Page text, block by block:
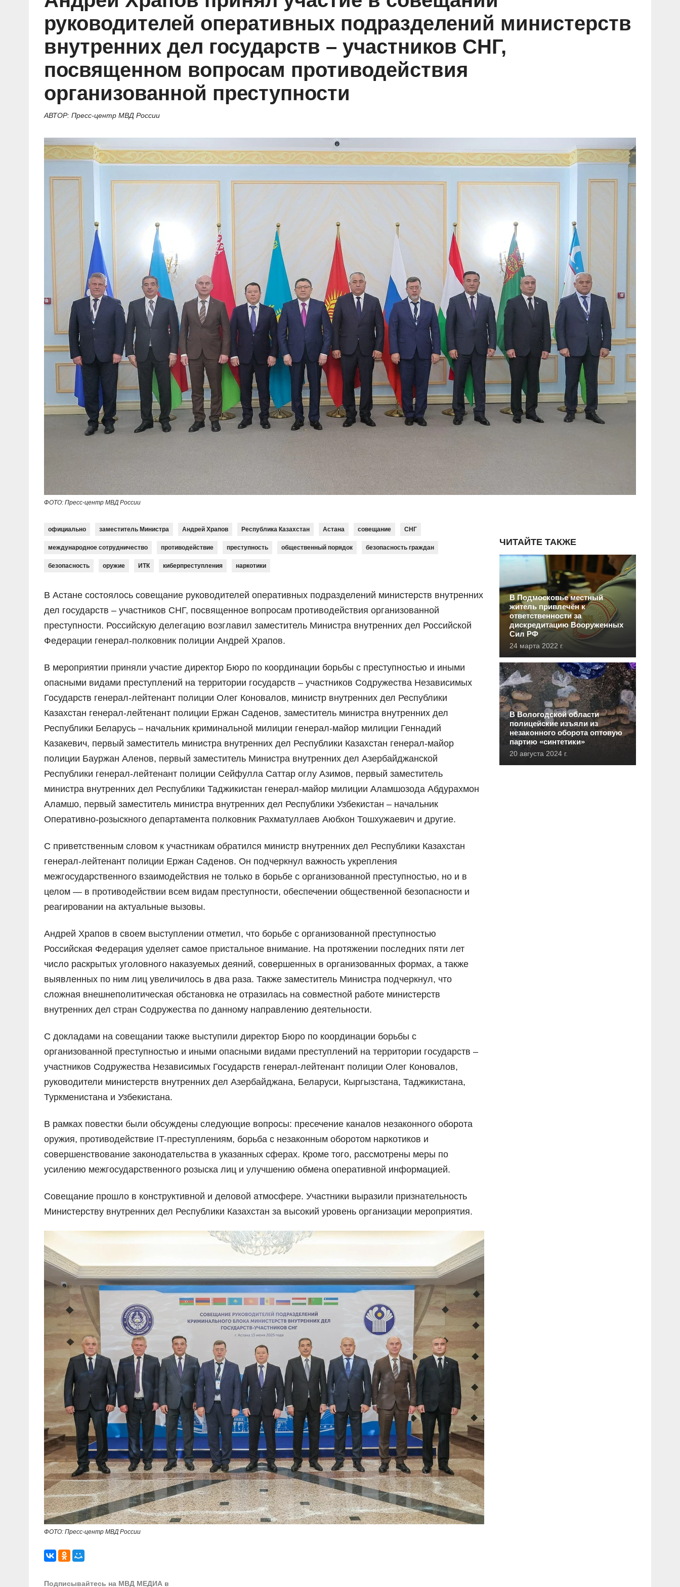
В знании сила
Специальный репортаж
КиберПОСТОВОЙ
Газета «Щит и меч»
Журнал «Полиция России»
О ПОРТАЛЕ
Вакансии
руководителей оперативных подразделений министерств
внутренних дел государств – участников СНГ,
посвященном вопросам противодействия
организованной преступности
АВТОР: Пресс-центр МВД России
ФОТО: Пресс-центр МВД России
официально заместитель Министра Андрей Храпов Республика Казахстан Астана совещание СНГ
международное сотрудничество противодействие преступность общественный порядок безопасность граждан
безопасность оружие ИТК киберпреступления наркотики
В Астане состоялось совещание руководителей оперативных подразделений министерств внутренних
дел государств – участников СНГ, посвященное вопросам противодействия организованной
преступности. Российскую делегацию возглавил заместитель Министра внутренних дел Российской
Федерации генерал-полковник полиции Андрей Храпов.
В мероприятии приняли участие директор Бюро по координации борьбы с преступностью и иными
опасными видами преступлений на территории государств – участников Содружества Независимых
Государств генерал-лейтенант полиции Олег Коновалов, министр внутренних дел Республики
Казахстан генерал-лейтенант полиции Ержан Саденов, заместитель министра внутренних дел
Республики Беларусь – начальник криминальной милиции генерал-майор милиции Геннадий
Казакевич, первый заместитель министра внутренних дел Республики Казахстан генерал-майор
полиции Бауржан Аленов, первый заместитель Министра внутренних дел Азербайджанской
Республики генерал-лейтенант полиции Сейфулла Саттар оглу Азимов, первый заместитель
министра внутренних дел Республики Таджикистан генерал-майор милиции Аламшозода Абдурахмон
Аламшо, первый заместитель министра внутренних дел Республики Узбекистан – начальник
Оперативно-розыскного департамента полковник Рахматуллаев Аюбхон Тошхужаевич и другие.
С приветственным словом к участникам обратился министр внутренних дел Республики Казахстан
генерал-лейтенант полиции Ержан Саденов. Он подчеркнул важность укрепления
межгосударственного взаимодействия не только в борьбе с организованной преступностью, но и в
целом — в противодействии всем видам преступности, обеспечении общественной безопасности и
реагировании на актуальные вызовы.
Андрей Храпов в своем выступлении отметил, что борьбе с организованной преступностью
Российская Федерация уделяет самое пристальное внимание. На протяжении последних пяти лет
число раскрытых уголовного наказуемых деяний, совершенных в организованных формах, а также
выявленных по ним лиц увеличилось в два раза. Также заместитель Министра подчеркнул, что
сложная внешнеполитическая обстановка не отразилась на совместной работе министерств
внутренних дел стран Содружества по данному направлению деятельности.
С докладами на совещании также выступили директор Бюро по координации борьбы с
организованной преступностью и иными опасными видами преступлений на территории государств –
участников Содружества Независимых Государств генерал-лейтенант полиции Олег Коновалов,
руководители министерств внутренних дел Азербайджана, Беларуси, Кыргызстана, Таджикистана,
Туркменистана и Узбекистана.
В рамках повестки были обсуждены следующие вопросы: пресечение каналов незаконного оборота
оружия, противодействие IT-преступлениям, борьба с незаконным оборотом наркотиков и
совершенствование законодательства в указанных сферах. Кроме того, рассмотрены меры по
усилению межгосударственного розыска лиц и улучшению обмена оперативной информацией.
Совещание прошло в конструктивной и деловой атмосфере. Участники выразили признательность
Министерству внутренних дел Республики Казахстан за высокий уровень организации мероприятия.
ФОТО: Пресс-центр МВД России
Подписывайтесь на МВД МЕДИА в
ЧИТАЙТЕ ТАКЖЕ
В Подмосковье местный
житель привлечён к
ответственности за
дискредитацию Вооруженных
Сил РФ
24 марта 2022 г.
В Вологодской области
полицейские изъяли из
незаконного оборота оптовую
партию «синтетики»
20 августа 2024 г.